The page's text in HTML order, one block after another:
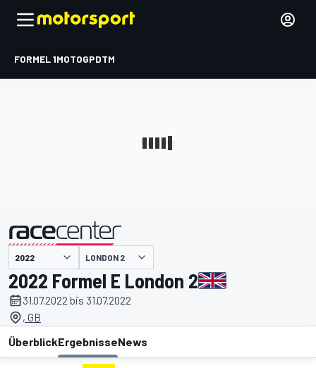
FORMEL 1MOTOGPDTM
LONDON 2
2022 Formel E London 2
31.07.2022 bis 31.07.2022
, GB
ÜberblickErgebnisseNews